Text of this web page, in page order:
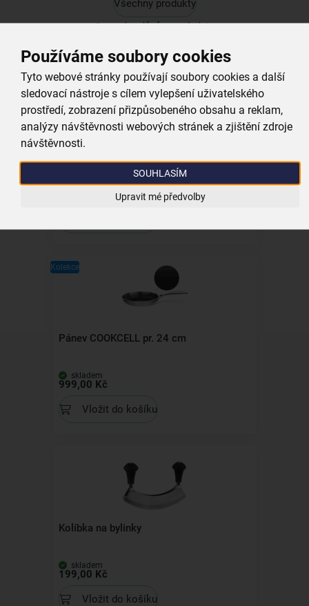
Používáme soubory cookies
Tyto webové stránky používají soubory cookies a další
sledovací nástroje s cílem vylepšení uživatelského
prostředí, zobrazení přizpůsobeného obsahu a reklam,
analýzy návštěvnosti webových stránek a zjištění zdroje
návštěvnosti.
SOUHLASÍM
Upravit mé předvolby
Všechny produkty
Související produkty
Kolekce
Pánev DIAMANT s poklicí pr. 28 cm
skladem
Kolekce
Pánev COOKCELL pr. 24 cm
skladem
999,00 Kč
Vložit do košíku
Kolíbka na bylinky
skladem
199,00 Kč
Vložit do košíku